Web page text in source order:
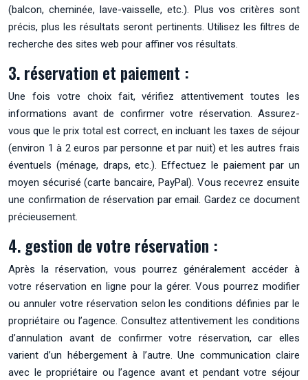
(balcon, cheminée, lave-vaisselle, etc.). Plus vos critères sont
précis, plus les résultats seront pertinents. Utilisez les filtres de
recherche des sites web pour affiner vos résultats.
3. réservation et paiement :
Une fois votre choix fait, vérifiez attentivement toutes les
informations avant de confirmer votre réservation. Assurez-
vous que le prix total est correct, en incluant les taxes de séjour
(environ 1 à 2 euros par personne et par nuit) et les autres frais
éventuels (ménage, draps, etc.). Effectuez le paiement par un
moyen sécurisé (carte bancaire, PayPal). Vous recevrez ensuite
une confirmation de réservation par email. Gardez ce document
précieusement.
4. gestion de votre réservation :
Après la réservation, vous pourrez généralement accéder à
votre réservation en ligne pour la gérer. Vous pourrez modifier
ou annuler votre réservation selon les conditions définies par le
propriétaire ou l’agence. Consultez attentivement les conditions
d’annulation avant de confirmer votre réservation, car elles
varient d’un hébergement à l’autre. Une communication claire
avec le propriétaire ou l’agence avant et pendant votre séjour